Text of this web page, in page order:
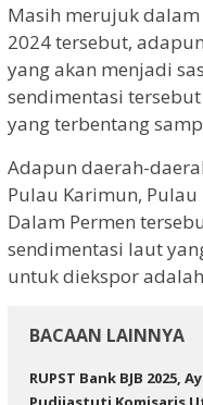
Masih merujuk dalam
2024 tersebut,
yang akan menjadi
sendimentasi
yang terbentang
Adapun daerah-
Pulau Karimun,
Dalam Permen
sendimentasi laut
untuk diekspor
BACAAN LAINNYA
RUPST Bank BJB 2025,